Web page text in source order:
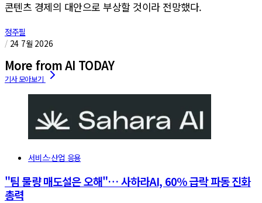
콘텐츠 경제의 대안으로 부상할 것이라 전망했다.
정주필
/ 24 7월 2026
More from AI TODAY
서비스·산업 응용
"팀 물량 매도설은 오해"… 사하라AI, 60% 급락 파동 진화
총력